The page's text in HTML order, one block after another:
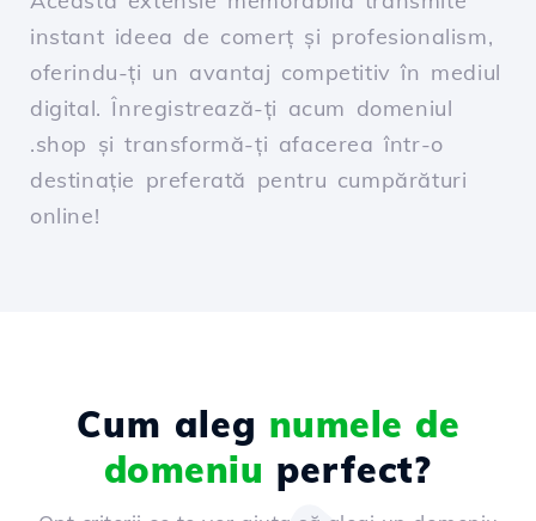
instant ideea de comerț și profesionalism,
oferindu-ți un avantaj competitiv în mediul
digital. Înregistrează-ți acum domeniul
.shop și transformă-ți afacerea într-o
destinație preferată pentru cumpărături
online!
Cum aleg numele de
domeniu perfect?